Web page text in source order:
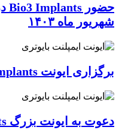
شهریور ماه ۱۴۰۳
برگزاری ایونت Bio3 Implants، تیر ماه ۱۴۰۳
دعوت به ایونت بزرگ Bio3 Implants، تیر ماه ۱۴۰۳